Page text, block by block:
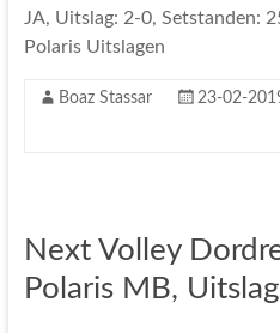
JA, Uitslag: 2-0, Setstanden:
Polaris Uitslagen
Boaz Stassar 23-02-
Next Volley
Polaris MB,